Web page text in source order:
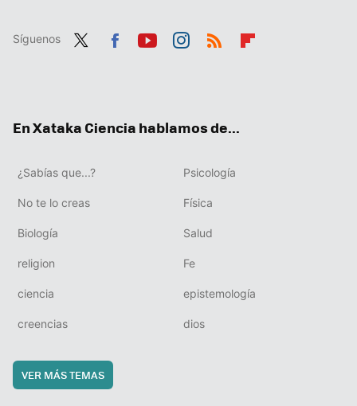
Síguenos
En Xataka Ciencia hablamos de...
¿Sabías que...? Psicología
No te lo creas Física
Biología Salud
religion Fe
ciencia epistemología
creencias dios
VER MÁS TEMAS